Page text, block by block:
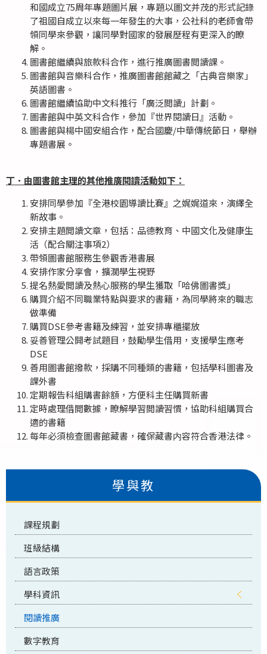
和國成立75周年專題圖片展，專題以圖文并茂的形式記錄
了祖國自成立以來每一年發生的大事，公社科的老師會帶
領同學來參觀，讓同學對國家的發展歷程有更深入的瞭
解。
圖書館繼續與旅款科合作，進行推廣圖書閲讀課。
圖書館與音樂科合作，推廣圖書館館藏之「古典音樂家」
英語圖書。
圖書館繼續協助中文科推行「廣泛閲讀」計劃。
圖書館與中英文科合作，參加『世界閱讀日』活動。
圖書館與楊中國安組合作，配合國慶/中華傳統節日，舉辦
專題書展。
丁．由圖書館主理的其他推廣閱讀活動如下：
安排同學參加『全港校園導讀比賽』之娓娓道來，演繹全
新故事。
安排主題閲讀文章，包括：品德教育、中國文化及健康生
活（配合關注事項2）
帶領圖書館服務生參觀香港書展
安排作家分享會，擴濶學生視野
提名熱愛閲讀及熱心服務的學生獲取「哈佛圖書獎」
購買介紹不同職業特點與要求的書籍，為同學將來的職志
做準備
購買DSE參考書籍及練習，並安排專櫃擺放
妥善管理公開考試題目，鼓勵學生借用，支援學生應考
DSE
善用圖書館撥款，採購不同種類的書籍，包括學科圖書及
課外書
定期報告科組購書餘額，方便科主任購買新書
定時處理借閲數據，瞭解學習閲讀習慣，協助科組購買合
適的書籍
每年必須檢查圖書館藏書，確保藏書内容符合香港法律。
學與教
課程規劃
班級結構
語言政策
學科資訊
閱讀推廣
數字教育